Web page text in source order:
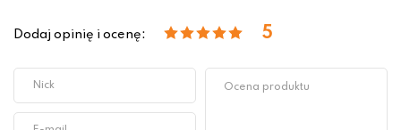
Dodaj opinię i ocenę: 5